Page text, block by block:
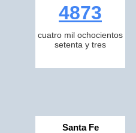
4873
cuatro mil ochocientos
setenta y tres
Santa Fe